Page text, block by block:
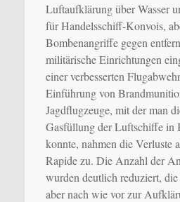
Luftaufklärung über Wasser
für Handelsschiff-Konvois,
Bombenangriffe gegen
militärische Einrichtungen
einer verbesserten
Einführung von
Jagdflugzeuge, mit der man
Gasfüllung der Luftschiffe in
konnte, nahmen die Verluste
Rapide zu. Die Anzahl der
wurden deutlich reduziert,
aber nach wie vor zur